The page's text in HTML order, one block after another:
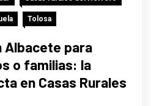
Tolosa
Albacete para
o familias: la
en Casas Rurales